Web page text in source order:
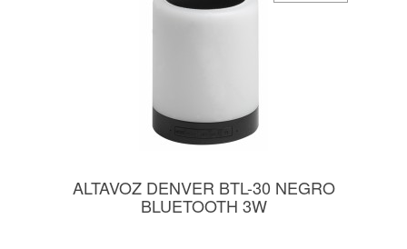
ALTAVOZ DENVER BTL-30 NEGRO
BLUETOOTH 3W